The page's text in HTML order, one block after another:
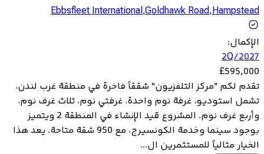
Ebbsfleet International,Goldhawk Road,Hampstead
الإكمال:
2Q/2027
£595,000
تقدم لكم "مركز التلفزيون" شققاً فاخرة في منطقة غرب لندن،
تشمل استوديو، غرفة نوم واحدة، غرفتي نوم، ثلاث غرف نوم،
وأربع غرف نوم. المشروع قيد الإنشاء في المنطقة 2 ويتميز
بوجود سينما وخدمة الكونسيرج، مع 950 شقة متاحة. يعد هذا
الخيار مثالياً للمستثمرين ال...